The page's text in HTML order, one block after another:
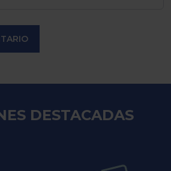
DESTACADAS